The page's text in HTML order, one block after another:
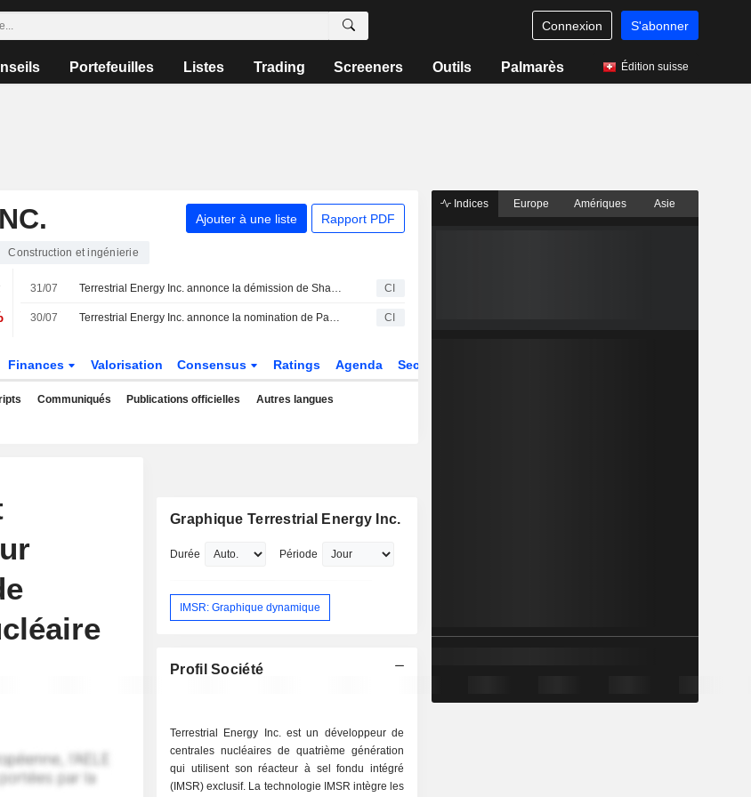
Connexion S'abonner
Portefeuilles Listes Trading Screeners Outils Palmarès Édition suisse
Ajouter à une liste Rapport PDF
Construction et ingénierie
31/07 Terrestrial Energy Inc. annonce la démission de Shawn Matthews de son poste d'administrateur, effective au 27 juillet 2026 CI
30/07 Terrestrial Energy Inc. annonce la nomination de Pamela Cowan au poste de vice-présidente exécutive de l'ingénierie, à compter du 30 juillet 2026 CI
Finances Valorisation Consensus Ratings Agenda Secteur
Communiqués Publications officielles Autres langues
Graphique Terrestrial Energy Inc.
Durée Période
IMSR: Graphique dynamique
Profil Société
Terrestrial Energy Inc. est un développeur de
centrales nucléaires de quatrième génération
qui utilisent son réacteur à sel fondu intégré
(IMSR) exclusif. La technologie IMSR intègre les
Indices Europe Amériques Asie